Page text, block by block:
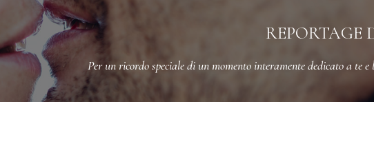
REPORTAGE
Per un ricordo speciale di un momento interamente dedicato a te